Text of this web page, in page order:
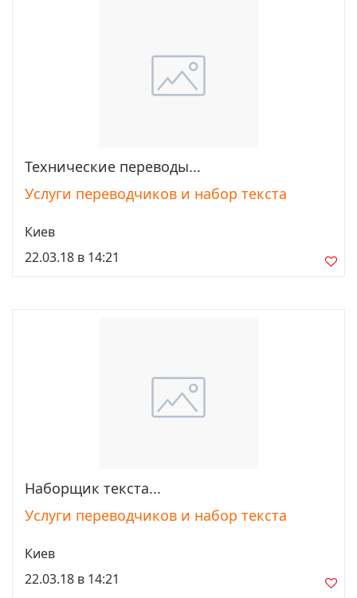
Просмотреть
Технические переводы...
Услуги переводчиков и набор текста
Киев
22.03.18 в 14:21
Просмотреть
Наборщик текста...
Услуги переводчиков и набор текста
Киев
22.03.18 в 14:21